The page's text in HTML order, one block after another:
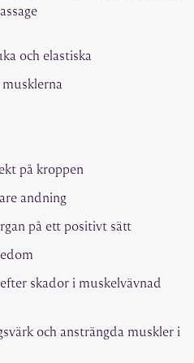
och elastiska
på kroppen
andning
på ett positivt sätt
skador i muskelvävnad
och ansträngda muskler i